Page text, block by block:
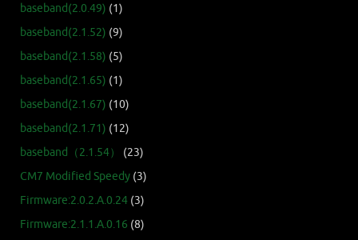
baseband(2.0.49) (1)
baseband(2.1.52) (9)
baseband(2.1.58) (5)
baseband(2.1.65) (1)
baseband(2.1.67) (10)
baseband(2.1.71) (12)
baseband（2.1.54）
(23)
CM7 Modified Speedy (3)
Firmware:2.0.2.A.0.24 (3)
Firmware:2.1.1.A.0.16 (8)